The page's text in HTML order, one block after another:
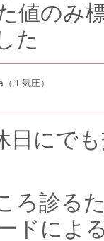
値のみ
た
気圧）
日にで
ろ診る
ドによ